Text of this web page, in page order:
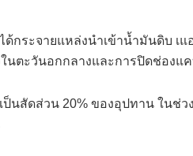
กระจายแหล่งนำเข้าน้ำมันดิบ เแ
นตะวันอกกลางและการปิดช่องแ
นสัดส่วน 20% ของอุปทาน ในช่ว